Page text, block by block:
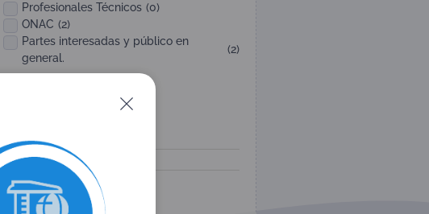
Profesionales Técnicos (0)
ONAC (2)
Partes interesadas y público en
general.
(2)
SuperAcredita
Procedimiento y Reglas
SIPSO